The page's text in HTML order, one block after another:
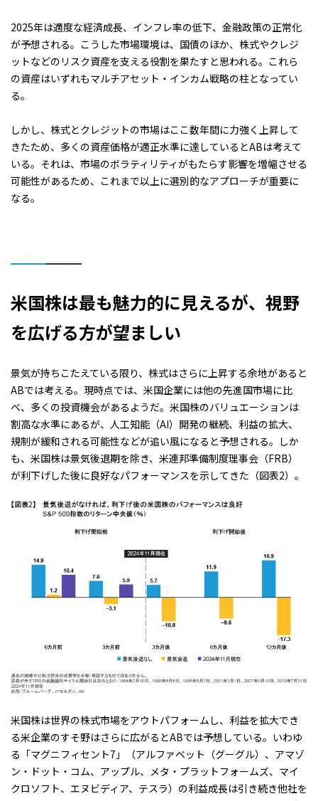
2025年は適度な経済成長、インフレ率の低下、金融政策の正常化
が予想される。こうした市場環境は、国債のほか、株式やクレジ
ットなどのリスク資産を支える役割を果たすと思われる。これら
の資産はいずれもマルチアセット・インカム戦略の柱となってい
る。
しかし、株式とクレジットの市場はここ数年間に力強く上昇して
きたため、多くの資産価格が適正水準に達しているとABは考えて
いる。それは、市場のボラティリティがもたらす影響を増幅させる
可能性があるため、これまで以上に選別的なアプローチが重要に
なる。
米国株は最も魅力的に見えるが、視野
を広げる方が望ましい
景気が持ちこたえている限り、株式はさらに上昇する余地があると
ABでは考える。現時点では、米国企業には他の先進国市場に比
べ、多くの投資機会があるようだ。米国株のバリュエーションは
割高な水準にあるが、人工知能（AI）開発の継続、利益の拡大、
規制が緩和される可能性などが追い風になると予想される。しか
も、米国株は景気後退期を除き、米連邦準備制度理事会（FRB）
が利下げした後に良好なパフォーマンスを示してきた（図表2）。
米国株は世界の株式市場をアウトパフォームし、利益を拡大でき
る米企業のすそ野はさらに広がるとABでは予想している。いわゆ
る「マグニフィセント7」（アルファベット（グーグル）、アマゾ
ン・ドット・コム、アップル、メタ・プラットフォームズ、マイ
クロソフト、エヌビディア、テスラ）の利益成長は引き続き他社を